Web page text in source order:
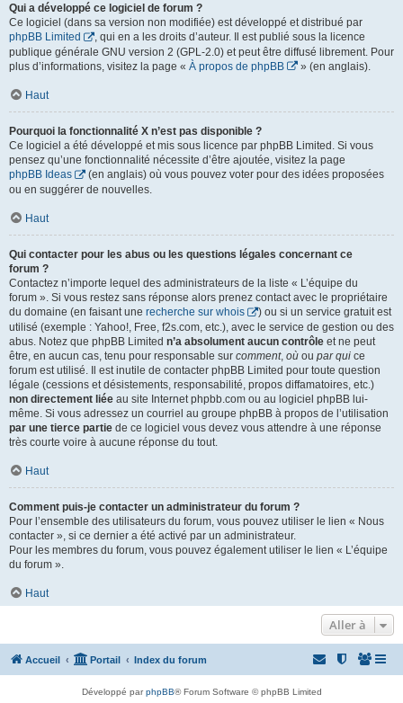
Qui a développé ce logiciel de forum ?
Ce logiciel (dans sa version non modifiée) est développé et distribué par
phpBB Limited
, qui en a les droits d’auteur. Il est publié sous la licence
publique générale GNU version 2 (GPL-2.0) et peut être diffusé librement. Pour
plus d’informations, visitez la page « À propos de phpBB » (en anglais).
Haut
Pourquoi la fonctionnalité X n’est pas disponible ?
Ce logiciel a été développé et mis sous licence par phpBB Limited. Si vous
pensez qu’une fonctionnalité nécessite d’être ajoutée, visitez la page
phpBB Ideas
(en anglais) où vous pouvez voter pour des idées proposées
ou en suggérer de nouvelles.
Haut
Qui contacter pour les abus ou les questions légales concernant ce
forum ?
Contactez n’importe lequel des administrateurs de la liste « L’équipe du
forum ». Si vous restez sans réponse alors prenez contact avec le propriétaire
du domaine (en faisant une recherche sur whois
) ou si un service gratuit est
utilisé (exemple : Yahoo!, Free, f2s.com, etc.), avec le service de gestion ou des
abus. Notez que phpBB Limited n’a absolument aucun contrôle et ne peut
être, en aucun cas, tenu pour responsable sur comment, où ou par qui ce
forum est utilisé. Il est inutile de contacter phpBB Limited pour toute question
légale (cessions et désistements, responsabilité, propos diffamatoires, etc.)
non directement liée au site Internet phpbb.com ou au logiciel phpBB lui-
même. Si vous adressez un courriel au groupe phpBB à propos de l’utilisation
par une tierce partie de ce logiciel vous devez vous attendre à une réponse
très courte voire à aucune réponse du tout.
Haut
Comment puis-je contacter un administrateur du forum ?
Pour l’ensemble des utilisateurs du forum, vous pouvez utiliser le lien « Nous
contacter », si ce dernier a été activé par un administrateur.
Pour les membres du forum, vous pouvez également utiliser le lien « L’équipe
du forum ».
Haut
Aller à
Accueil Portail Index du forum
Développé parphpBB® Forum Software © phpBB Limited